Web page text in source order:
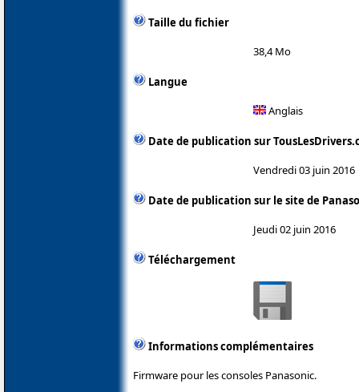
Taille du fichier
38,4 Mo
Langue
Anglais
Date de publication sur
Vendredi 03 juin 2016
Date de publication sur le site de
Jeudi 02 juin 2016
Téléchargement
Informations complémentaires
Firmware pour les consoles Panasonic.